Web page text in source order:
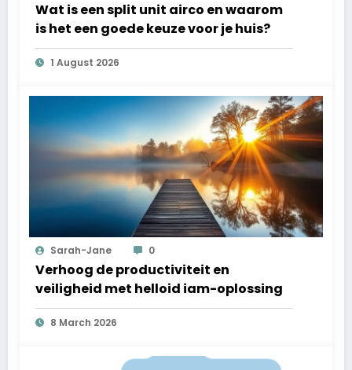
Wat is een split unit airco en waarom
is het een goede keuze voor je huis?
1 August 2026
Sarah-Jane 0
Verhoog de productiviteit en
veiligheid met helloid iam-oplossing
8 March 2026